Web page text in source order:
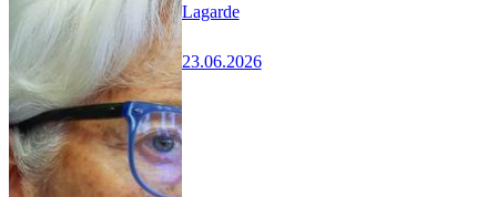
Lagarde
23.06.2026